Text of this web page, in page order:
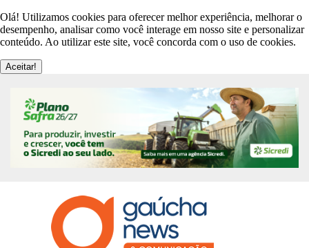
Olá! Utilizamos cookies para oferecer melhor experiência, melhorar o
desempenho, analisar como você interage em nosso site e personalizar
conteúdo. Ao utilizar este site, você concorda com o uso de cookies.
Aceitar!